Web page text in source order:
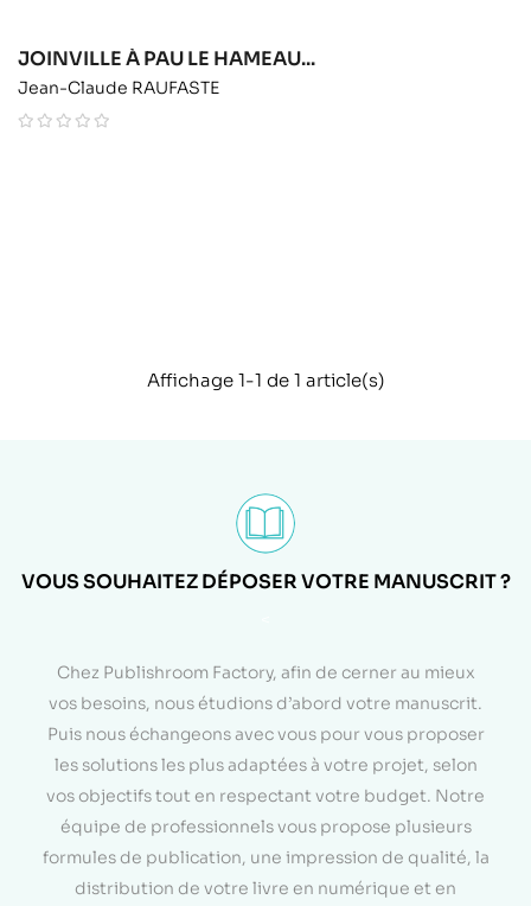
JOINVILLE À PAU LE HAMEAU...
Jean-Claude RAUFASTE
Affichage 1-1 de 1 article(s)
VOUS SOUHAITEZ DÉPOSER VOTRE MANUSCRIT ?
Chez Publishroom Factory, afin de cerner au mieux
vos besoins, nous étudions d’abord votre manuscrit.
Puis nous échangeons avec vous pour vous proposer
les solutions les plus adaptées à votre projet, selon
vos objectifs tout en respectant votre budget. Notre
équipe de professionnels vous propose plusieurs
formules de publication, une impression de qualité, la
distribution de votre livre en numérique et en